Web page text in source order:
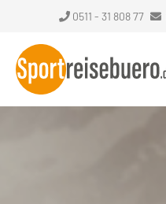
0511 - 31 808 77